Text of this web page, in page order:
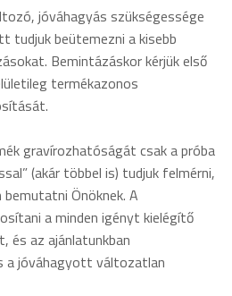
jóváhagyás szükségessége
tudjuk beütemezni a kisebb
Bemintázáskor kérjük első
termékazonos
gravírozhatóságát csak a próba
(akár többel is) tudjuk felmérni,
Önöknek. A
a minden igényt kielégítő
és az ajánlatunkban
jóváhagyott változatlan